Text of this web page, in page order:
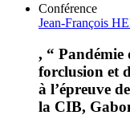
Conférence
Jean-François
, “ Pandémie
forclusion et
à l’épreuve
la CIB,